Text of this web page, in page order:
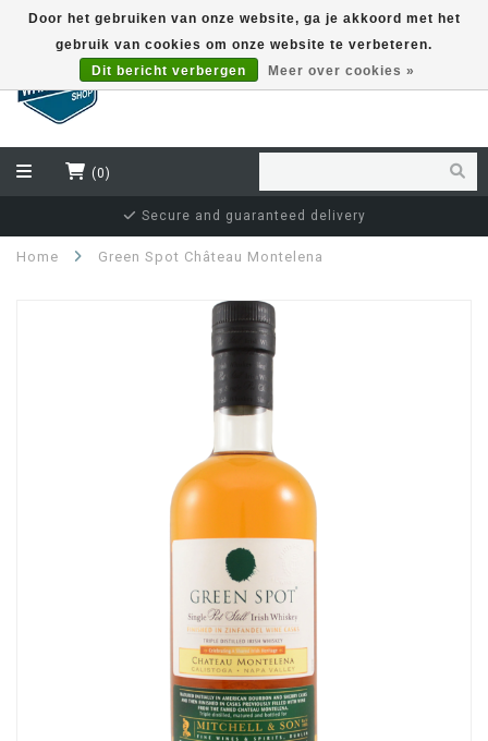
(0)
Secure and guaranteed delivery
Home Green Spot Château Montelena
Door het gebruiken van onze website, ga je akkoord met het
gebruik van cookies om onze website te verbeteren.
Dit bericht verbergen
Meer over cookies »